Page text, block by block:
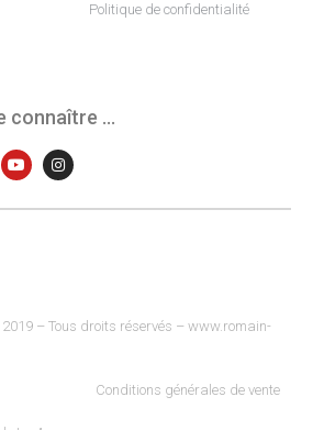
Politique de confidentialité
connaître …
– Tous droits réservés – www.romain-
Conditions générales de vente